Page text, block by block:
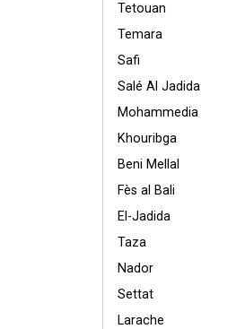
Tetouan
Temara
Safi
Salé Al Jadida
Mohammedia
Khouribga
Beni Mellal
Fès al Bali
El-Jadida
Taza
Nador
Settat
Larache